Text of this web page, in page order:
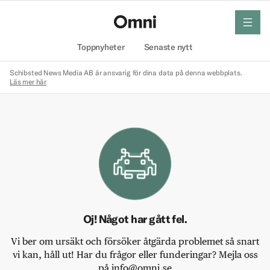
Toppnyheter Senaste nytt
meny
Schibsted News Media AB är ansvarig för dina data på denna webbplats.
Läs mer här
Oj! Något har gått fel.
Vi ber om ursäkt och försöker åtgärda problemet så snart
vi kan, håll ut! Har du frågor eller funderingar? Mejla oss